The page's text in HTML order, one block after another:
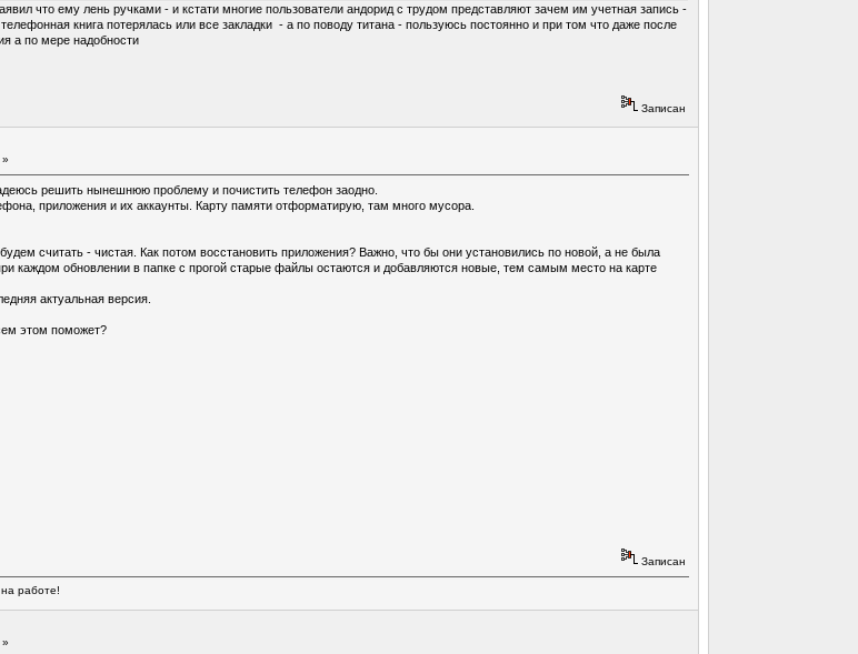
что ему лень ручками - и кстати многие пользователи андорид с трудом представляют зачем им учетная запись -
книга потерялась или все закладки - а по поводу титана - пользуюсь постоянно и при том что даже после
а по мере надобности
Записан
решить нынешнюю проблему и почистить телефон заодно.
приложения и их аккаунты. Карту памяти отформатирую, там много мусора.
считать - чистая. Как потом восстановить приложения? Важно, что бы они установились по новой, а не была
каждом обновлении в папке с прогой старые файлы остаются и добавляются новые, тем самым место на карте
актуальная версия.
этом поможет?
Записан
работе!